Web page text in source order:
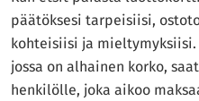
päätöksesi tarpeisiisi,
kohteisiisi ja
jossa on alhainen korko,
henkilölle, joka aikoo